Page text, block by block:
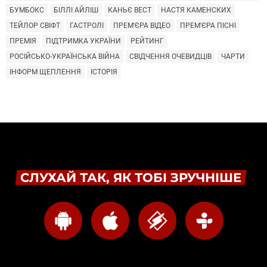
БУМБОКС
БІЛЛІ АЙЛІШ КАНЬЄ ВЕСТ
НАСТЯ КАМЕНСКИХ
ТЕЙЛОР СВІФТ
ГАСТРОЛІ ПРЕМ'ЄРА ВІДЕО
ПРЕМ'ЄРА ПІСНІ
ПРЕМІЯ
ПІДТРИМКА УКРАЇНИ
РЕЙТИНГ
РОСІЙСЬКО-УКРАЇНСЬКА ВІЙНА
СВІДЧЕННЯ ОЧЕВИДЦІВ
ЧАРТИ
ІНФОРМ ЩЕПЛЕННЯ
ІСТОРІЯ
СЛУХАЙ ТАК, ЯК ТОБІ ЗРУЧНІШЕ